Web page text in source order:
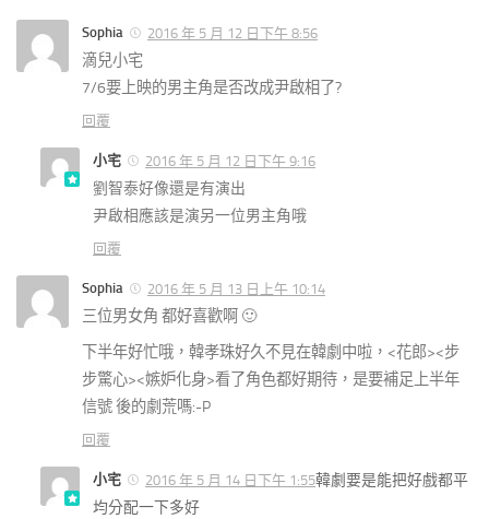
Sophia 2016 年 5 月 12 日下午 8:56
滴兒小宅
7/6要上映的男主角是否改成尹啟相了?
回覆
小宅 2016 年 5 月 12 日下午 9:16
劉智泰好像還是有演出
尹啟相應該是演另一位男主角哦
回覆
Sophia 2016 年 5 月 13 日上午 10:14
三位男女角 都好喜歡啊 🙂
下半年好忙哦， 韓孝珠好久不見在韓劇中啦，<花郎><步
步驚心><嫉妒化身>看了角色都好期待，是要補足上半年
信號 後的劇荒嗎:-P
回覆
小宅 2016 年 5 月 14 日下午 1:55韓劇要是能把好戲都平
均分配一下多好